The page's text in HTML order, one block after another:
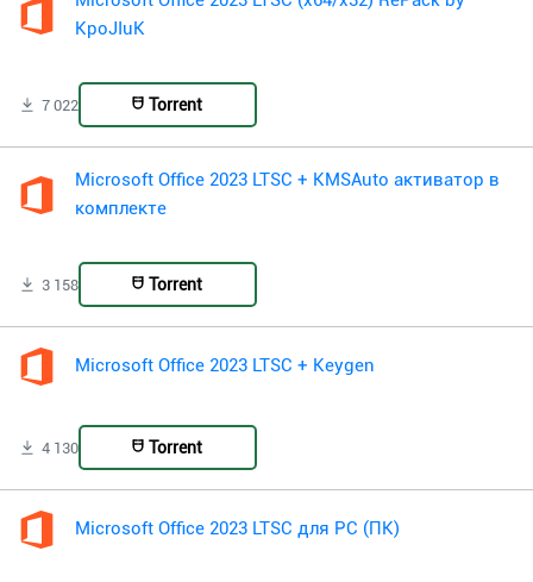
KpoJIuK
7 022 Torrent
Microsoft Office 2023 LTSC + KMSAuto активатор в
комплекте
3 158 Torrent
Microsoft Office 2023 LTSC + Keygen
4 130 Torrent
Microsoft Office 2023 LTSC для PC (ПК)